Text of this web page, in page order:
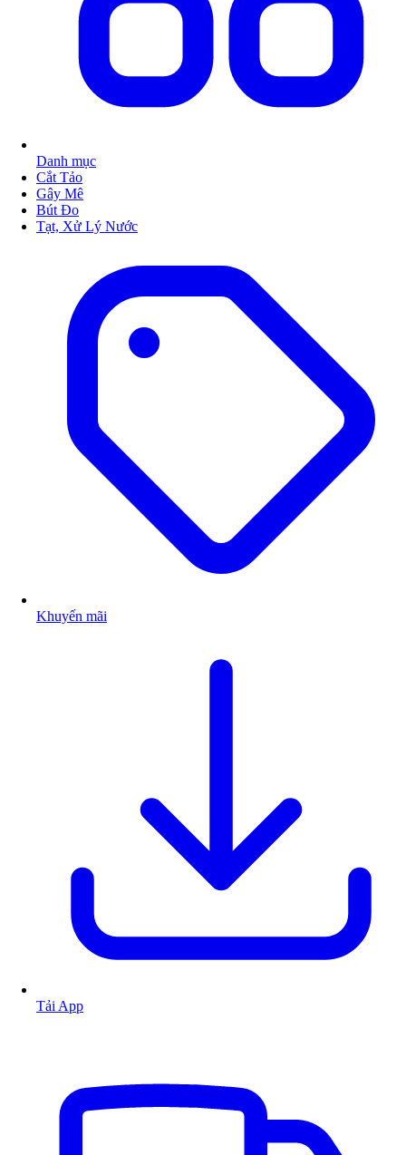
Danh mục
Cắt Tảo
Gây Mê
Bút Đo
Tạt, Xử Lý Nước
Khuyến mãi
Tải App